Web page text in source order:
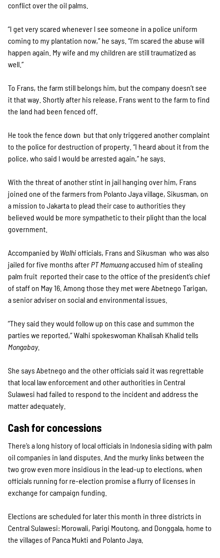
conflict over the oil palms.
“I get very scared whenever I see someone in a police uniform
coming to my plantation now,” he says. “I’m scared the abuse will
happen again. My wife and my children are still traumatized as
well.”
To Frans, the farm still belongs him, but the company doesn’t see
it that way. Shortly after his release, Frans went to the farm to find
the land had been fenced off.
He took the fence down ­ but that only triggered another complaint
to the police for destruction of property. “I heard about it from the
police, who said I would be arrested again,” he says.
With the threat of another stint in jail hanging over him, Frans
joined one of the farmers from Polanto Jaya village, Sikusman, on
a mission to Jakarta to plead their case to authorities they
believed would be more sympathetic to their plight than the local
government.
Accompanied by Walhi officials, Frans and Sikusman ­ who was also
jailed for five months after PT Mamuangaccused him of stealing
palm fruit ­ reported their case to the office of the president’s chief
of staff on May 16. Among those they met were Abetnego Tarigan,
a senior adviser on social and environmental issues.
“They said they would follow up on this case and summon the
parties we reported,” Walhi spokeswoman Khalisah Khalid tells
Mongabay.
She says Abetnego and the other officials said it was regrettable
that local law enforcement and other authorities in Central
Sulawesi had failed to respond to the incident and address the
matter adequately.
Cash for concessions
There’s a long history of local officials in Indonesia siding with palm
oil companies in land disputes. And the murky links between the
two grow even more insidious in the lead-up to elections, when
officials running for re-election promise a flurry of licenses in
exchange for campaign funding.
Elections are scheduled for later this month in three districts in
Central Sulawesi: Morowali, Parigi Moutong, and Donggala, home to
the villages of Panca Mukti and Polanto Jaya.